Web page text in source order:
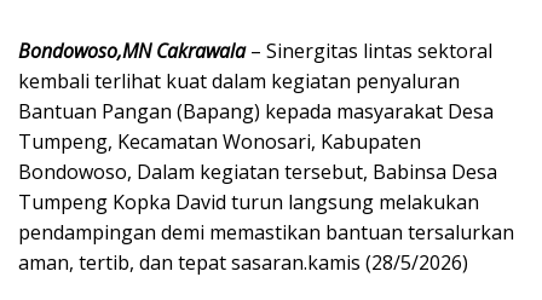
Bondowoso,MN Cakrawala– Sinergitas lintas sektoral
kembali terlihat kuat dalam kegiatan penyaluran
Bantuan Pangan (Bapang) kepada masyarakat Desa
Tumpeng, Kecamatan Wonosari, Kabupaten
Bondowoso, Dalam kegiatan tersebut, Babinsa Desa
Tumpeng Kopka David turun langsung melakukan
pendampingan demi memastikan bantuan tersalurkan
aman, tertib, dan tepat sasaran.kamis (28/5/2026)